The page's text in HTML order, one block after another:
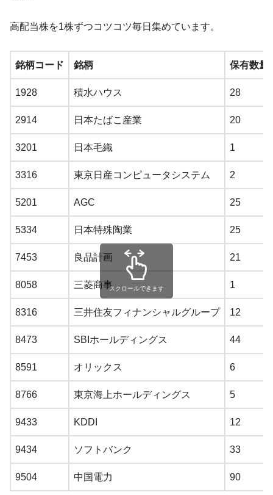
高配当株を1株ずつコツコツ毎日集めています。
銘柄コード 銘柄 保有数量
1928 積水ハウス 28
2914 日本たばこ産業 20
3201 日本毛織 1
3316 東京日産コンピュータシステム 2
5201 AGC 25
5334 日本特殊陶業 25
7453 良品計画 21
8058 三菱商事 1
8316 三井住友フィナンシャルグループ 12
8473 SBIホールディングス 44
8591 オリックス 6
8766 東京海上ホールディングス 5
9433 KDDI 12
9434 ソフトバンク 33
9504 中国電力 90
スクロールできます